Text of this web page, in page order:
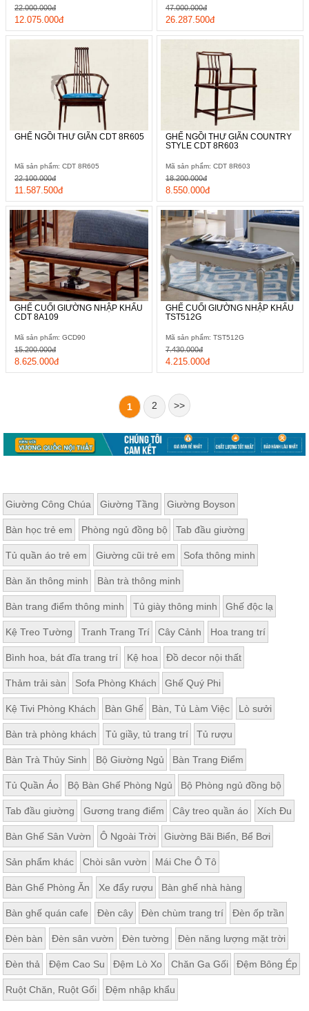
12.075.000đ
22.000.000đ
26.287.500đ
47.000.000đ
GHẾ NGỒI THƯ GIÃN CDT 8R605
Mã sản phẩm: CDT 8R605
11.587.500đ
22.100.000đ
GHẾ NGỒI THƯ GIÃN COUNTRY
STYLE CDT 8R603
Mã sản phẩm: CDT 8R603
8.550.000đ
18.200.000đ
GHẾ CUỐI GIƯỜNG NHẬP KHẨU
CDT 8A109
Mã sản phẩm: GCD90
8.625.000đ
15.200.000đ
GHẾ CUỐI GIƯỜNG NHẬP KHẨU
TST512G
Mã sản phẩm: TST512G
4.215.000đ
7.430.000đ
1 2 >>
Giường Công Chúa Giường Tầng Giường Boyson
Bàn học trẻ em Phòng ngủ đồng bộ Tab đầu giường
Tủ quần áo trẻ em Giường cũi trẻ em Sofa thông minh
Bàn ăn thông minh Bàn trà thông minh
Bàn trang điểm thông minh Tủ giày thông minh Ghế độc lạ
Kệ Treo Tường Tranh Trang Trí Cây Cảnh Hoa trang trí
Bình hoa, bát đĩa trang trí Kệ hoa Đồ decor nội thất
Thảm trải sàn Sofa Phòng Khách Ghế Quý Phi
Kệ Tivi Phòng Khách Bàn Ghế Bàn, Tủ Làm Việc Lò sưởi
Bàn trà phòng khách Tủ giầy, tủ trang trí Tủ rượu
Bàn Trà Thủy Sinh Bộ Giường Ngủ Bàn Trang Điểm
Tủ Quần Áo Bộ Bàn Ghế Phòng Ngủ Bộ Phòng ngủ đồng bộ
Tab đầu giường Gương trang điểm Cây treo quần áo Xích Đu
Bàn Ghế Sân Vườn Ô Ngoài Trời Giường Bãi Biển, Bể Bơi
Sản phẩm khác Chòi sân vườn Mái Che Ô Tô
Bàn Ghế Phòng Ăn Xe đẩy rượu Bàn ghế nhà hàng
Bàn ghế quán cafe Đèn cây Đèn chùm trang trí Đèn ốp trần
Đèn bàn Đèn sân vườn Đèn tường Đèn năng lượng mặt trời
Đèn thả Đệm Cao Su Đệm Lò Xo Chăn Ga Gối Đệm Bông Ép
Ruột Chăn, Ruột Gối Đệm nhập khẩu